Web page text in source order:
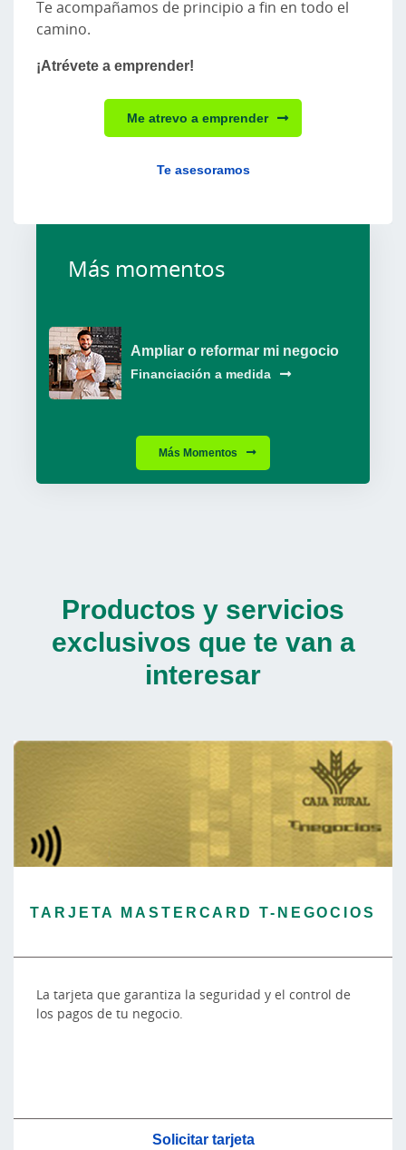
Te acompañamos de principio a fin en todo el
camino.
¡Atrévete a emprender!
Me atrevo a emprender
Te asesoramos
Más momentos
Ampliar o reformar mi negocio
Financiación a medida
Más Momentos
Productos y servicios
exclusivos que te van a
interesar
TARJETA MASTERCARD T-NEGOCIOS
La tarjeta que garantiza la seguridad y el control de
los pagos de tu negocio.
Solicitar tarjeta